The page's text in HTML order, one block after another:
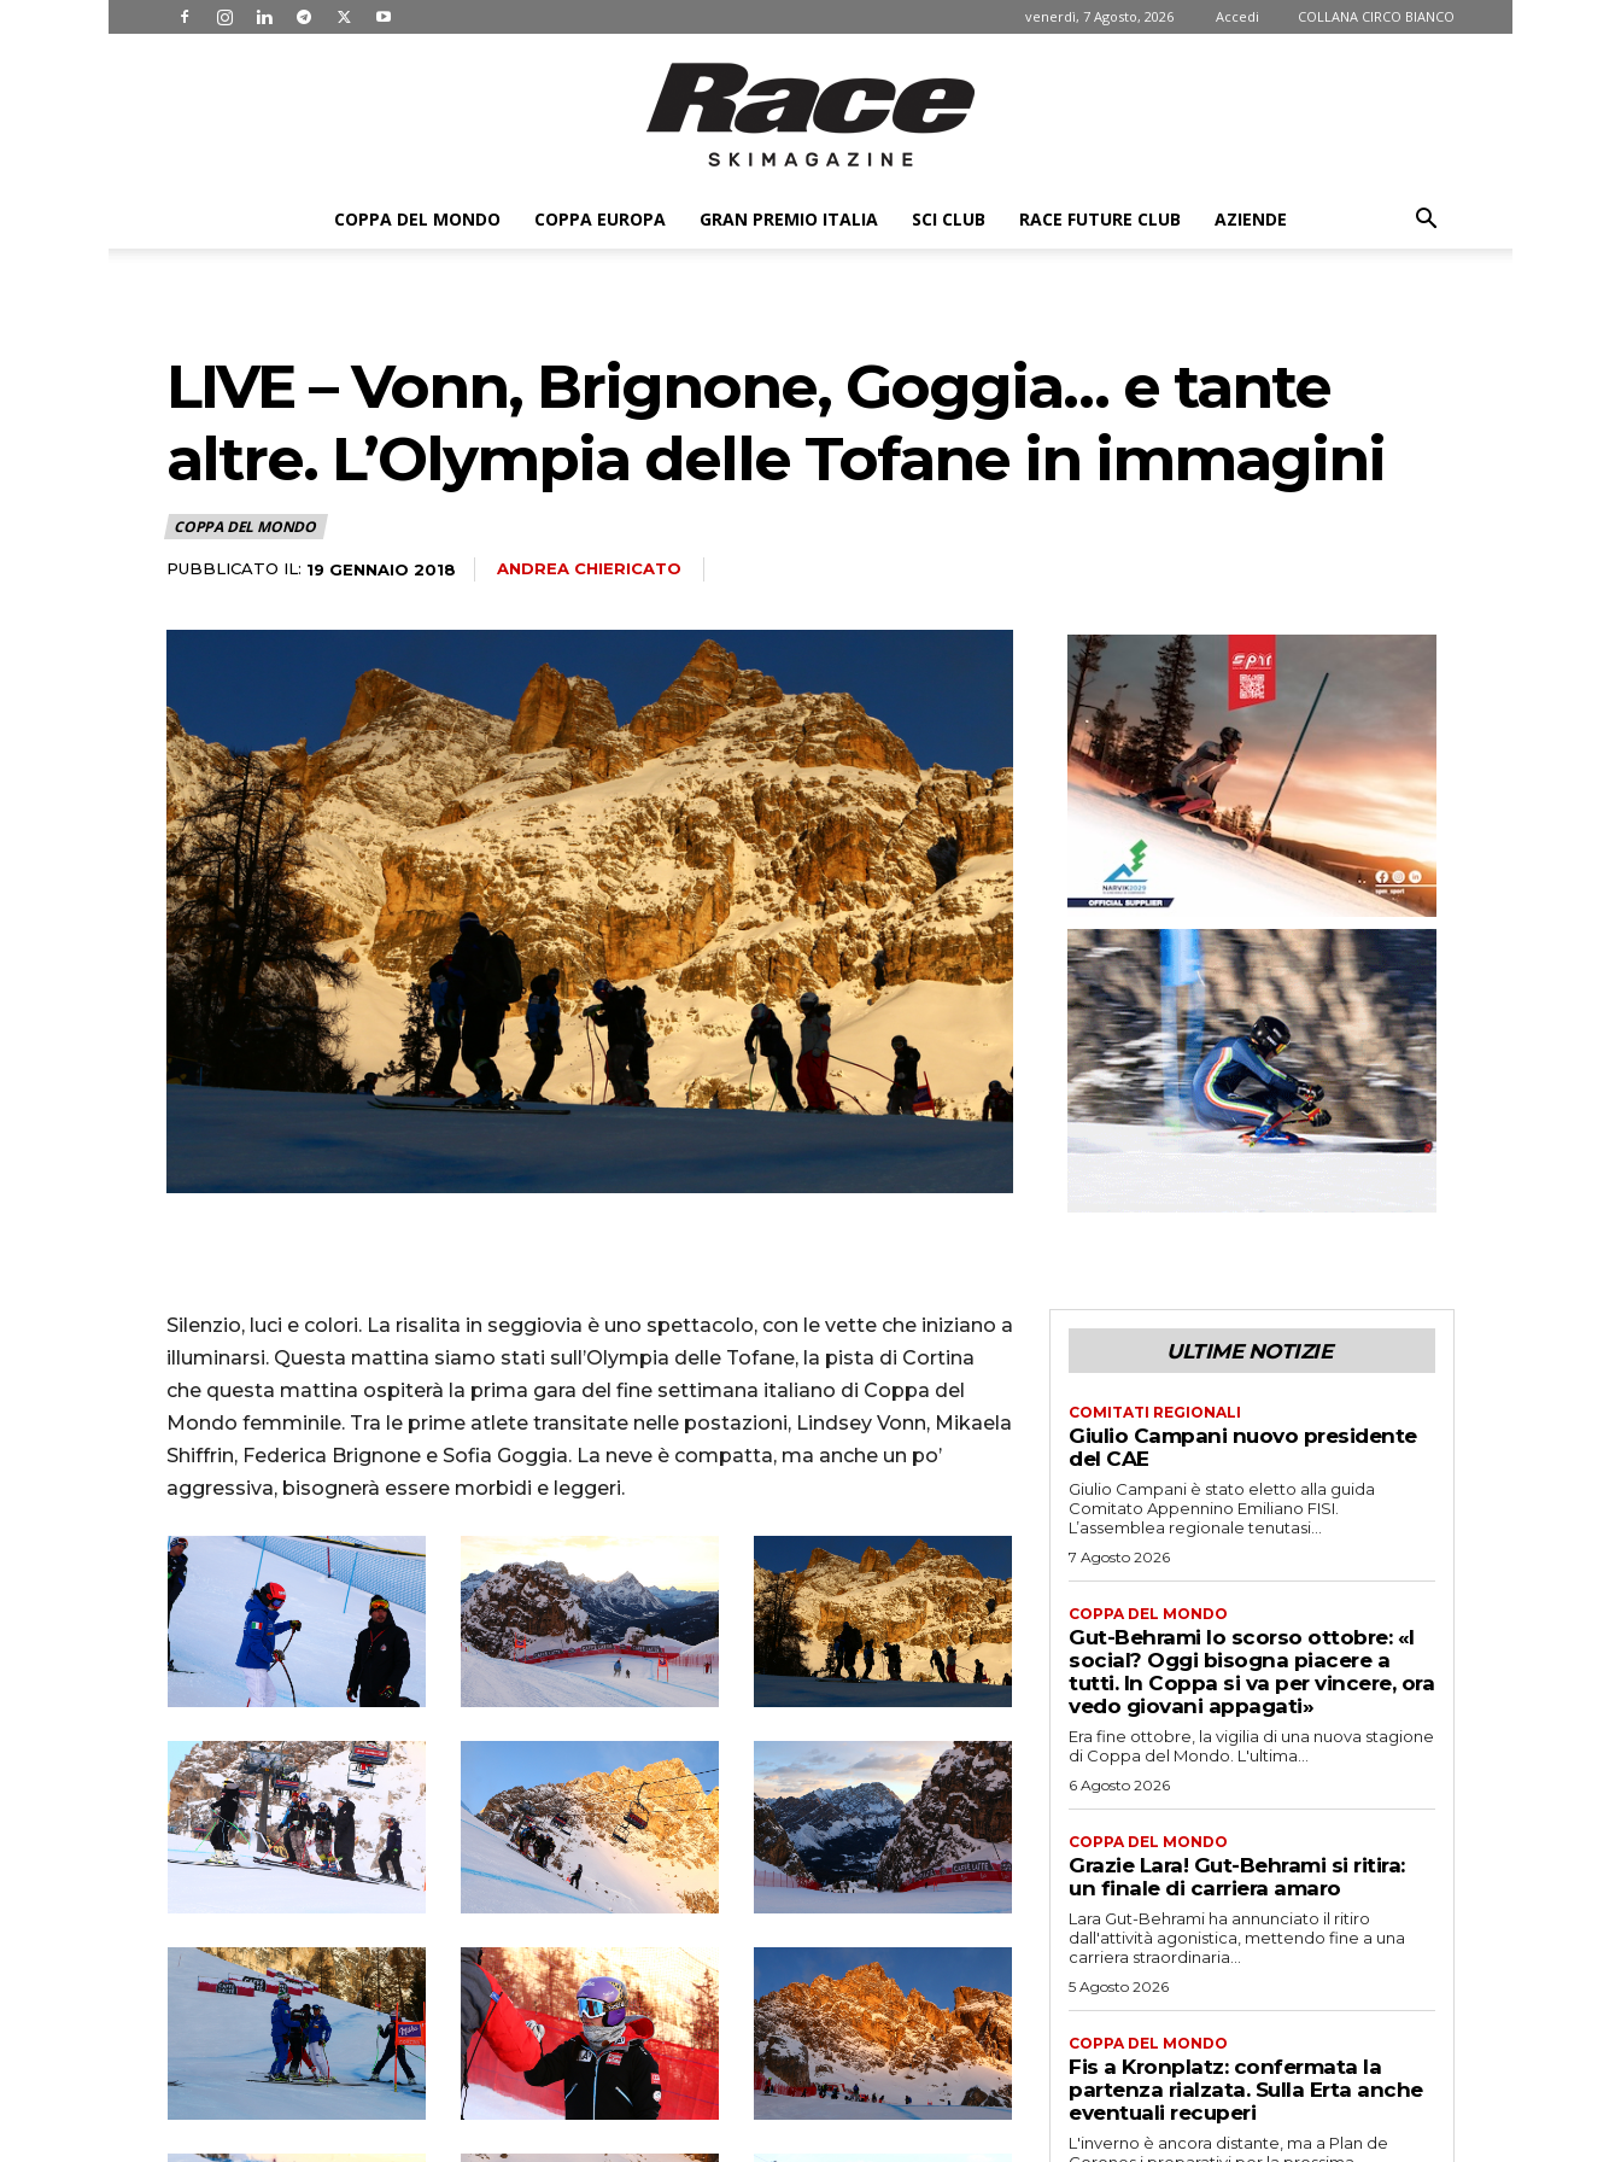
venerdì, 7 Agosto, 2026 Accedi COLLANA CIRCO BIANCO
ski
COPPA DEL MONDO COPPA EUROPA GRAN PREMIO ITALIA SCI CLUB RACE FUTURE CLUB AZIENDE
LIVE – Vonn, Brignone, Goggia… e tante
altre. L’Olympia delle Tofane in immagini
COPPA DEL MONDO
PUBBLICATO IL: 19 GENNAIO 2018 ANDREA CHIERICATO
Silenzio, luci e colori. La risalita in seggiovia è uno spettacolo, con le vette che iniziano a
illuminarsi. Questa mattina siamo stati sull’Olympia delle Tofane, la pista di Cortina
che questa mattina ospiterà la prima gara del fine settimana italiano di Coppa del
Mondo femminile. Tra le prime atlete transitate nelle postazioni, Lindsey Vonn, Mikaela
Shiffrin, Federica Brignone e Sofia Goggia. La neve è compatta, ma anche un po’
aggressiva, bisognerà essere morbidi e leggeri.
ULTIME NOTIZIE
COMITATI REGIONALI
Giulio Campani nuovo presidente
del CAE
Giulio Campani è stato eletto alla guida
Comitato Appennino Emiliano FISI.
L’assemblea regionale tenutasi...
7 Agosto 2026
COPPA DEL MONDO
Gut-Behrami lo scorso ottobre: «I
social? Oggi bisogna piacere a
tutti. In Coppa si va per vincere, ora
vedo giovani appagati»
Era fine ottobre, la vigilia di una nuova stagione
di Coppa del Mondo. L'ultima...
6 Agosto 2026
COPPA DEL MONDO
Grazie Lara! Gut-Behrami si ritira:
un finale di carriera amaro
Lara Gut-Behrami ha annunciato il ritiro
dall'attività agonistica, mettendo fine a una
carriera straordinaria...
5 Agosto 2026
COPPA DEL MONDO
Fis a Kronplatz: confermata la
partenza rialzata. Sulla Erta anche
eventuali recuperi
L'inverno è ancora distante, ma a Plan de